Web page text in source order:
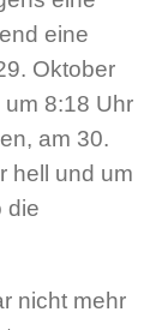
eine
Oktober
8:18 Uhr
am 30.
hell und um
die
nicht mehr